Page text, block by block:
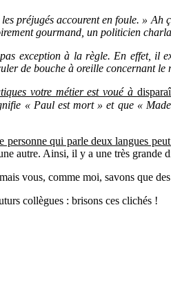
préjugés accourent en foule. »
gourmand, un politicien
exception à la règle. En effet, il
de bouche à oreille concernant le
votre métier est voué à
« Paul est mort » et que «
personne qui parle deux langues
autre. Ainsi, il y a une très
vous, comme moi, savons que
collègues : brisons ces clichés !